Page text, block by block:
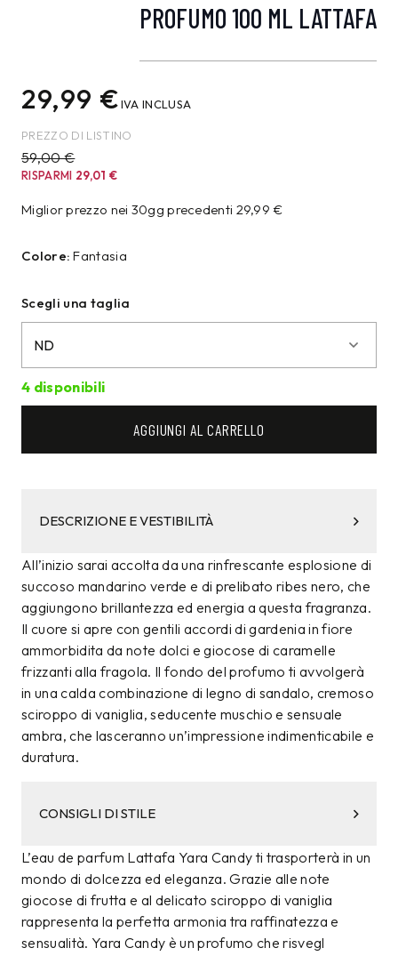
PROFUMO 100 ML LATTAFA
29,99 €IVA INCLUSA
PREZZO DI LISTINO
59,00 €
RISPARMI 29,01€
Miglior prezzo nei 30gg precedenti 29,99€
Colore: Fantasia
Scegli una taglia
4 disponibili
AGGIUNGI AL CARRELLO
DESCRIZIONE E VESTIBILITÀ
All’inizio sarai accolta da una rinfrescante esplosione di
succoso mandarino verde e di prelibato ribes nero, che
aggiungono brillantezza ed energia a questa fragranza.
Il cuore si apre con gentili accordi di gardenia in fiore
ammorbidita da note dolci e giocose di caramelle
frizzanti alla fragola. Il fondo del profumo ti avvolgerà
in una calda combinazione di legno di sandalo, cremoso
sciroppo di vaniglia, seducente muschio e sensuale
ambra, che lasceranno un’impressione indimenticabile e
duratura.
CONSIGLI DI STILE
L’eau de parfum Lattafa Yara Candy ti trasporterà in un
mondo di dolcezza ed eleganza. Grazie alle note
giocose di frutta e al delicato sciroppo di vaniglia
rappresenta la perfetta armonia tra raffinatezza e
sensualità. Yara Candy è un profumo che risvegl